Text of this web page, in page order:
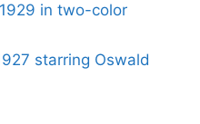
in two-color
starring Oswald